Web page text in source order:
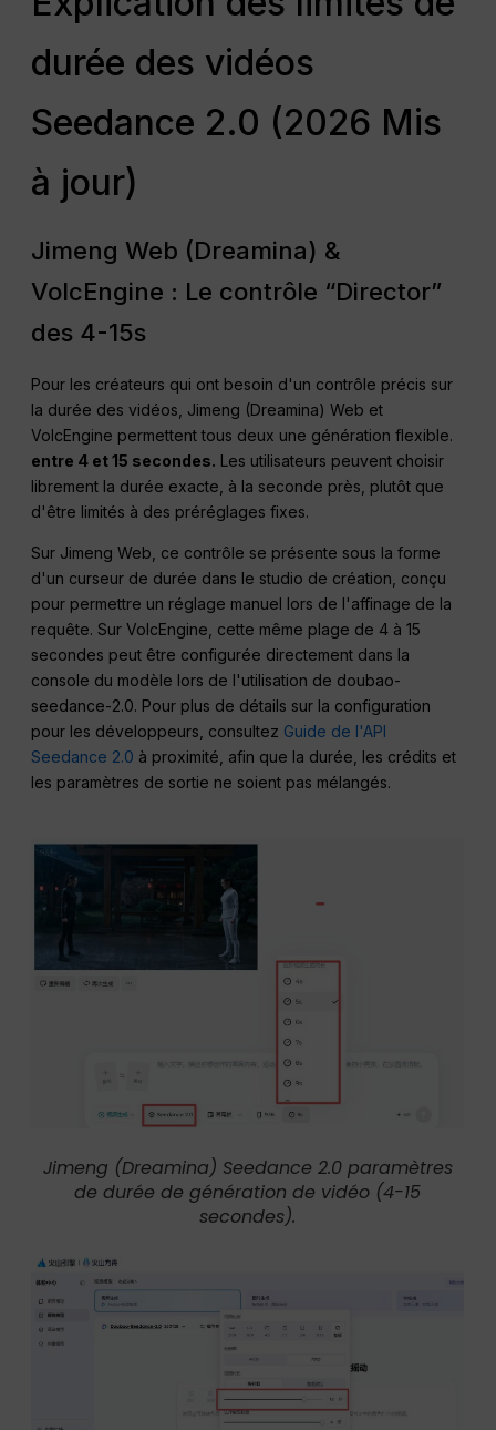
durée des vidéos
Seedance 2.0 (2026 Mis
à jour)
Jimeng Web (Dreamina) &
VolcEngine : Le contrôle “Director”
des 4-15s
Pour les créateurs qui ont besoin d'un contrôle précis sur
la durée des vidéos, Jimeng (Dreamina) Web et
VolcEngine permettent tous deux une génération flexible.
entre 4 et 15 secondes. Les utilisateurs peuvent choisir
librement la durée exacte, à la seconde près, plutôt que
d'être limités à des préréglages fixes.
Sur Jimeng Web, ce contrôle se présente sous la forme
d'un curseur de durée dans le studio de création, conçu
pour permettre un réglage manuel lors de l'affinage de la
requête. Sur VolcEngine, cette même plage de 4 à 15
secondes peut être configurée directement dans la
console du modèle lors de l'utilisation de doubao-
seedance-2.0. Pour plus de détails sur la configuration
pour les développeurs, consultez Guide de l'API
Seedance 2.0 à proximité, afin que la durée, les crédits et
les paramètres de sortie ne soient pas mélangés.
Jimeng (Dreamina) Seedance 2.0 paramètres
de durée de génération de vidéo (4-15
secondes).